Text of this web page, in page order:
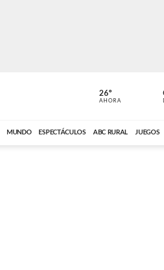
ABC CARDINAL
26º
AHORA
MUNDO ESPECTÁCULOS ABC RURAL JUEGOS